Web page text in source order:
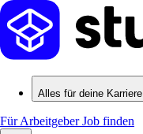
Alles für deine Karriere
Für ArbeitgeberJob finden